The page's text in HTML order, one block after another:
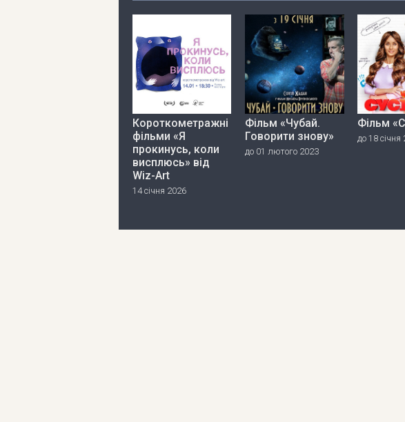
Короткометражні
фільми «Я
прокинусь, коли
висплюсь» від
Wiz-Art
14 січня 2026
Фільм «Чубай.
Говорити знову»
до 01 лютого 2023
Фільм
до 18 січня